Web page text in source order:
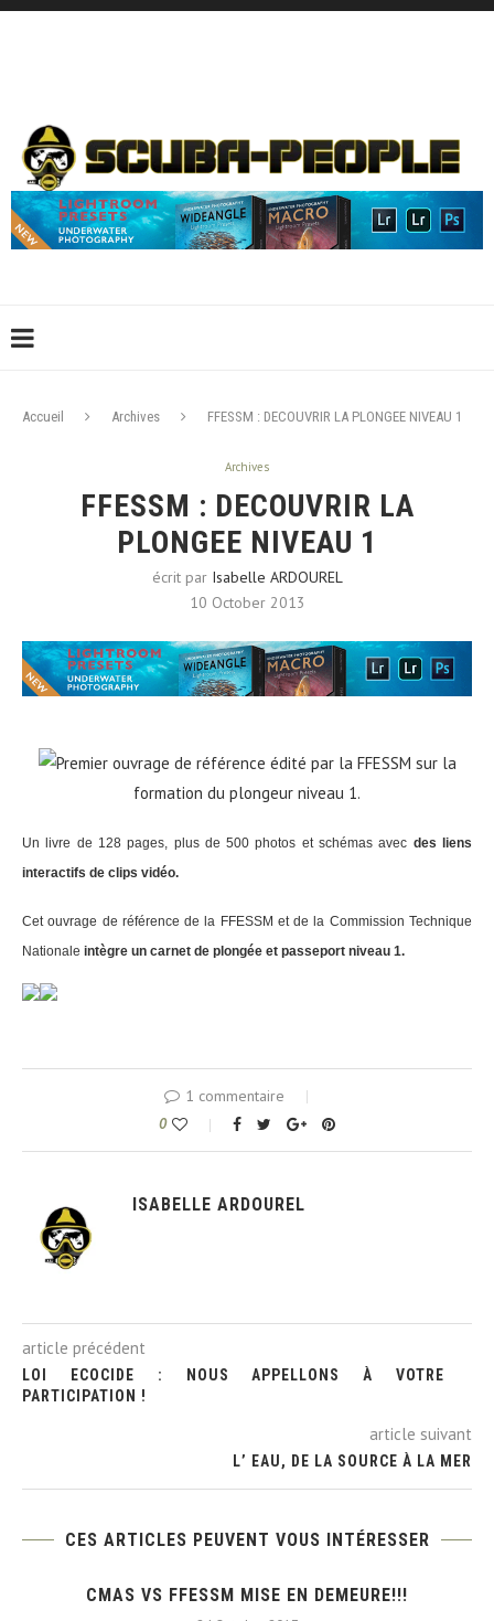
Accueil Archives FFESSM : DECOUVRIR LA PLONGEE NIVEAU 1
Archives
FFESSM : DECOUVRIR LA
PLONGEE NIVEAU 1
écrit par Isabelle ARDOUREL
10 October 2013
Premier ouvrage de référence édité par la FFESSM sur la
formation du plongeur niveau 1.
Un livre de 128 pages, plus de 500 photos et schémas avec des liens
interactifs de clips vidéo.
Cet ouvrage de référence de la FFESSM et de la Commission Technique
Nationale intègre un carnet de plongée et passeport niveau 1.
1 commentaire
0
ISABELLE ARDOUREL
article précédent
LOI ECOCIDE : NOUS APPELLONS À VOTRE
PARTICIPATION !
article suivant
L’ EAU, DE LA SOURCE À LA MER
CES ARTICLES PEUVENT VOUS INTÉRESSER
CMAS VS FFESSM MISE EN DEMEURE!!!